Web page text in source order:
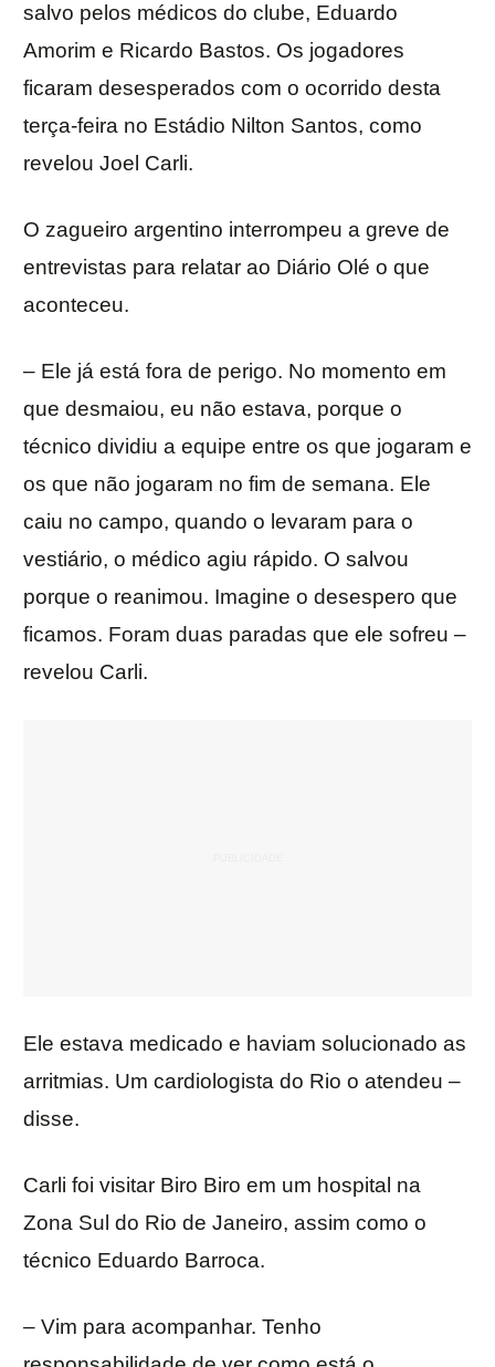
salvo pelos médicos do clube, Eduardo
Amorim e Ricardo Bastos. Os jogadores
ficaram desesperados com o ocorrido desta
terça-feira no Estádio Nilton Santos, como
revelou Joel Carli.
O zagueiro argentino interrompeu a greve de
entrevistas para relatar ao Diário Olé o que
aconteceu.
– Ele já está fora de perigo. No momento em
que desmaiou, eu não estava, porque o
técnico dividiu a equipe entre os que jogaram e
os que não jogaram no fim de semana. Ele
caiu no campo, quando o levaram para o
vestiário, o médico agiu rápido. O salvou
porque o reanimou. Imagine o desespero que
ficamos. Foram duas paradas que ele sofreu –
revelou Carli.
Ele estava medicado e haviam solucionado as
arritmias. Um cardiologista do Rio o atendeu –
disse.
Carli foi visitar Biro Biro em um hospital na
Zona Sul do Rio de Janeiro, assim como o
técnico Eduardo Barroca.
– Vim para acompanhar. Tenho